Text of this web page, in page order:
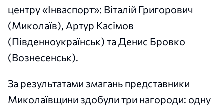
центру «Інваспорт»: Віталій Григорович
(Миколаїв), Артур Касімов
(Південноукраїнськ) та Денис Бровко
(Вознесенськ).
За результатами змагань представники
Миколаївщини здобули три нагороди: одну